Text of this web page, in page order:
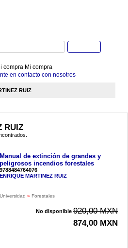
Mi compra
en contacto con nosotros
RUIZ
RUIZ
Manual de extinción de grandes y
peligrosos incendios forestales
9788484764076
ENRIQUE MARTINEZ RUIZ
Universidad »Forestales
No disponible 920,00 MXN
874,00 MXN